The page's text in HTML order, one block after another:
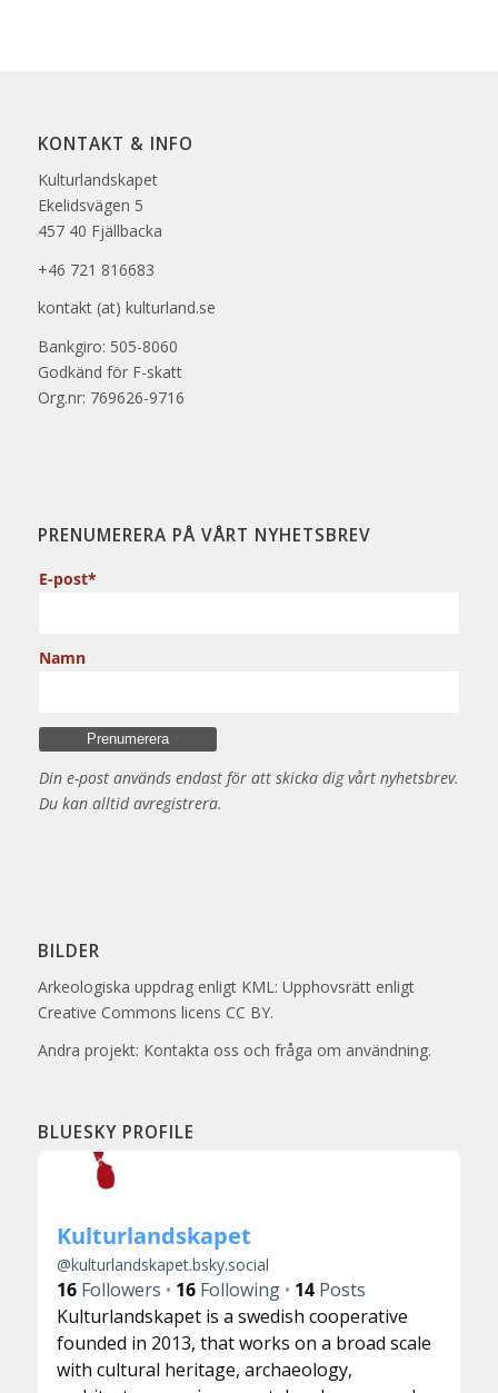
KONTAKT & INFO
Kulturlandskapet
Ekelidsvägen 5
457 40 Fjällbacka
+46 721 816683
kontakt (at) kulturland.se
Bankgiro: 505-8060
Godkänd för F-skatt
Org.nr: 769626-9716
PRENUMERERA PÅ VÅRT NYHETSBREV
E-post*
Namn
Din e-post används endast för att skicka dig vårt nyhetsbrev.
Du kan alltid avregistrera.
BILDER
Arkeologiska uppdrag enligt KML: Upphovsrätt enligt
Creative Commons licens CC BY.
Andra projekt: Kontakta oss och fråga om användning.
BLUESKY PROFILE
Kulturlandskapet
@kulturlandskapet.bsky.social
16Followers 16Following 14Posts
Kulturlandskapet is a swedish cooperative
founded in 2013, that works on a broad scale
with cultural heritage, archaeology,